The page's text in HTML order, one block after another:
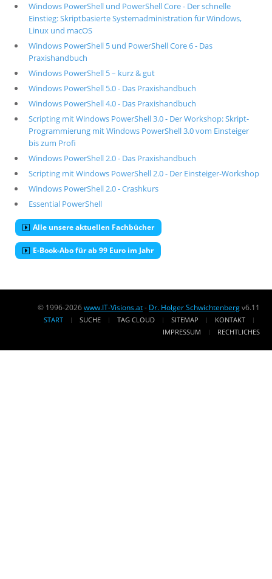
Windows PowerShell und PowerShell Core - Der schnelle
Einstieg: Skriptbasierte Systemadministration für Windows,
Linux und macOS
Windows PowerShell 5 und PowerShell Core 6 - Das
Praxishandbuch
Windows PowerShell 5 – kurz & gut
Windows PowerShell 5.0 - Das Praxishandbuch
Windows PowerShell 4.0 - Das Praxishandbuch
Scripting mit Windows PowerShell 3.0 - Der Workshop: Skript-
Programmierung mit Windows PowerShell 3.0 vom Einsteiger
bis zum Profi
Windows PowerShell 2.0 - Das Praxishandbuch
Scripting mit Windows PowerShell 2.0 - Der Einsteiger-Workshop
Windows PowerShell 2.0 - Crashkurs
Essential PowerShell
Alle unsere aktuellen Fachbücher
E-Book-Abo für ab 99 Euro im Jahr
© 1996-2026www.IT-Visions.at- Dr. Holger Schwichtenbergv6.11
START SUCHE TAG CLOUD SITEMAP
KONTAKT
IMPRESSUM
RECHTLICHES